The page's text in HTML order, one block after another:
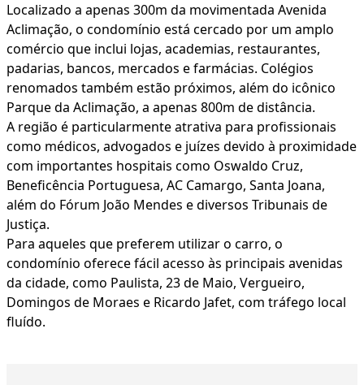
Localizado a apenas 300m da movimentada Avenida
Aclimação, o condomínio está cercado por um amplo
comércio que inclui lojas, academias, restaurantes,
padarias, bancos, mercados e farmácias. Colégios
renomados também estão próximos, além do icônico
Parque da Aclimação, a apenas 800m de distância.
A região é particularmente atrativa para profissionais
como médicos, advogados e juízes devido à proximidade
com importantes hospitais como Oswaldo Cruz,
Beneficência Portuguesa, AC Camargo, Santa Joana,
além do Fórum João Mendes e diversos Tribunais de
Justiça.
Para aqueles que preferem utilizar o carro, o
condomínio oferece fácil acesso às principais avenidas
da cidade, como Paulista, 23 de Maio, Vergueiro,
Domingos de Moraes e Ricardo Jafet, com tráfego local
fluído.